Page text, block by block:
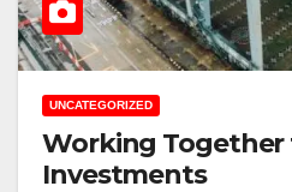
UNCATEGORIZED
Working Together
Investments